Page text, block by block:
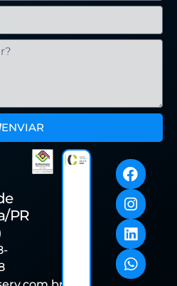
ENVIAR
PR